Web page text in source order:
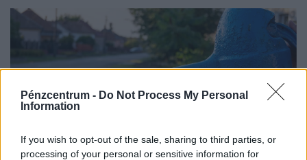
Pénzcentrum - Do Not Process My Personal
Information
If you wish to opt-out of the sale, sharing to third parties, or
processing of your personal or sensitive information for